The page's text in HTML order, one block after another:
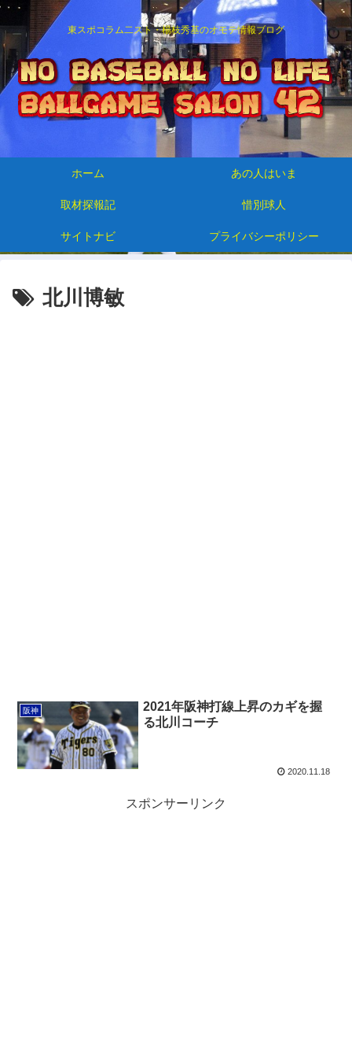
東スポコラム二スト・楊枝秀基のオモテ情報ブログ
ホーム あの人はいま
取材探報記 惜別球人
サイトナビ プライバシーポリシー
北川博敏
阪神
2021年阪神打線上昇のカギを握
る北川コーチ
2020.11.18
スポンサーリンク